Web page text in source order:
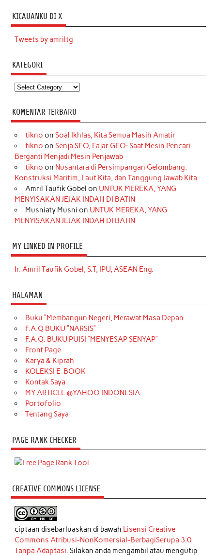
KICAUANKU DI X
Tweets by amriltg
KATEGORI
Kategori
KOMENTAR TERBARU
tikno on Soal Ikhlas, Kita Semua Masih Amatir
tikno on Senja SEO, Fajar GEO: Saat Mesin Pencari
Berganti Menjadi Mesin Penjawab
tikno on Nusantara di Persimpangan Gelombang:
Konstruksi Maritim, Laut Kita, dan Tanggung Jawab Kita
Amril Taufik Gobel on UNTUK MEREKA, YANG
MENYISAKAN JEJAK INDAH DI BATIN
Musniaty Musni on UNTUK MEREKA, YANG
MENYISAKAN JEJAK INDAH DI BATIN
MY LINKED IN PROFILE
Ir. Amril Taufik Gobel, S.T, IPU, ASEAN Eng.
HALAMAN
Buku “Membangun Negeri, Merawat Masa Depan
F.A.Q BUKU “NARSIS”
F.A.Q. BUKU PUISI “MENYESAP SENYAP”
Front Page
Karya & Kiprah
KOLEKSI E-BOOK
Kontak Saya
MY ARTICLE @YAHOO INDONESIA
Portofolio
Tentang Saya
PAGE RANK CHECKER
CREATIVE COMMONS LICENSE
ciptaan disebarluaskan di bawah Lisensi Creative
Commons Atribusi-NonKomersial-BerbagiSerupa 3.0
Tanpa Adaptasi. Silakan anda mengambil atau mengutip